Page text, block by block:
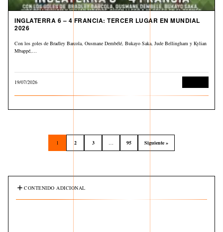
INGLATERRA 6 – 4 FRANCIA: TERCER LUGAR EN MUNDIAL
2026
Con los goles de Bradley Barcola, Ousmane Dembélé, Bukayo Saka, Jude Bellingham y Kylian
Mbappé,…
19/07/2026
1 2 3 … 95 Siguiente »
CONTENIDO ADICIONAL